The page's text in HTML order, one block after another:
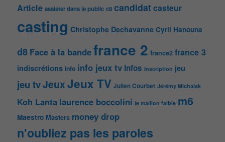
Article assister dans le public c8 candidatcasteur
casting Christophe Dechavanne Cyril Hanouna
d8 Face à la bandefrance 2 france2 france 3
indiscrétions info info jeux tv Infos Inscription jeu
jeu tvJeuxJeux TV Julien Courbet Jérémy Michalak
Koh Lanta laurence boccolini le maillon faible m6
Maestro Masters money drop
n'oubliez pas les paroles